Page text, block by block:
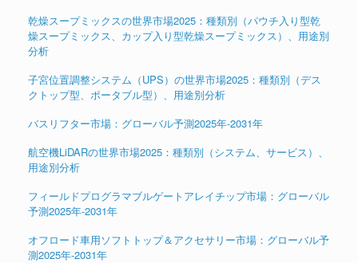
乾燥スープミックスの世界市場2025：種類別（パウチ入り型乾
燥スープミックス、カップ入り型乾燥スープミックス）、用途別
分析
子宮位置調整システム（UPS）の世界市場2025：種類別（デス
クトップ型、ポータブル型）、用途別分析
バスリフター市場：グローバル予測2025年-2031年
航空機LiDARの世界市場2025：種類別（システム、サービス）、
用途別分析
フィールドプログラマブルゲートアレイチップ市場：グローバル
予測2025年-2031年
オフロード車用ソフトトップ＆アクセサリー市場：グローバル予
測2025年-2031年